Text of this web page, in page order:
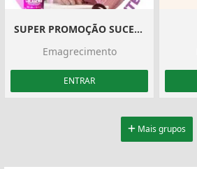
SUPER PROMOÇÃO SUCESSO FIT
Emagrecimento
ENTRAR
Mais grupos